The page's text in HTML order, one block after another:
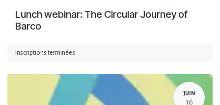
Lunch webinar: The Circular Journey of
Barco
Inscriptions terminées
JUIN
16